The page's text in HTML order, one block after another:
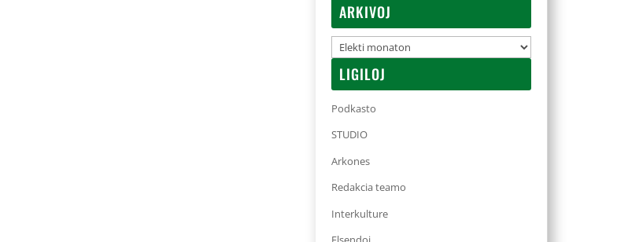
ARKIVOJ
Arkivoj
LIGILOJ
Podkasto
STUDIO
Arkones
Redakcia teamo
Interkulture